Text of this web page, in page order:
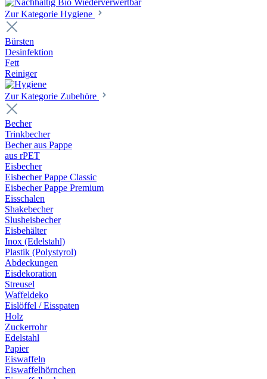
Zur Kategorie Hygiene
Bürsten
Desinfektion
Fett
Reiniger
Zur Kategorie Zubehöre
Becher
Trinkbecher
Becher aus Pappe
aus rPET
Eisbecher
Eisbecher Pappe Classic
Eisbecher Pappe Premium
Eisschalen
Shakebecher
Slusheisbecher
Eisbehälter
Inox (Edelstahl)
Plastik (Polystyrol)
Abdeckungen
Eisdekoration
Streusel
Waffeldeko
Eislöffel / Eisspaten
Holz
Zuckerrohr
Edelstahl
Papier
Eiswaffeln
Eiswaffelhörnchen